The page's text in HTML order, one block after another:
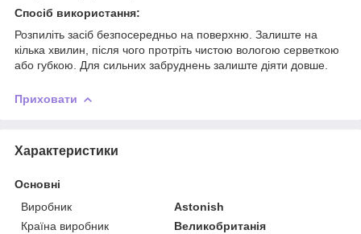
Спосіб використання:
Розпиліть засіб безпосередньо на поверхню. Залиште на
кілька хвилин, після чого протріть чистою вологою серветкою
або губкою. Для сильних забруднень залиште діяти довше.
Приховати
Характеристики
Основні
Виробник
Astonish
Країна виробник
Великобританія